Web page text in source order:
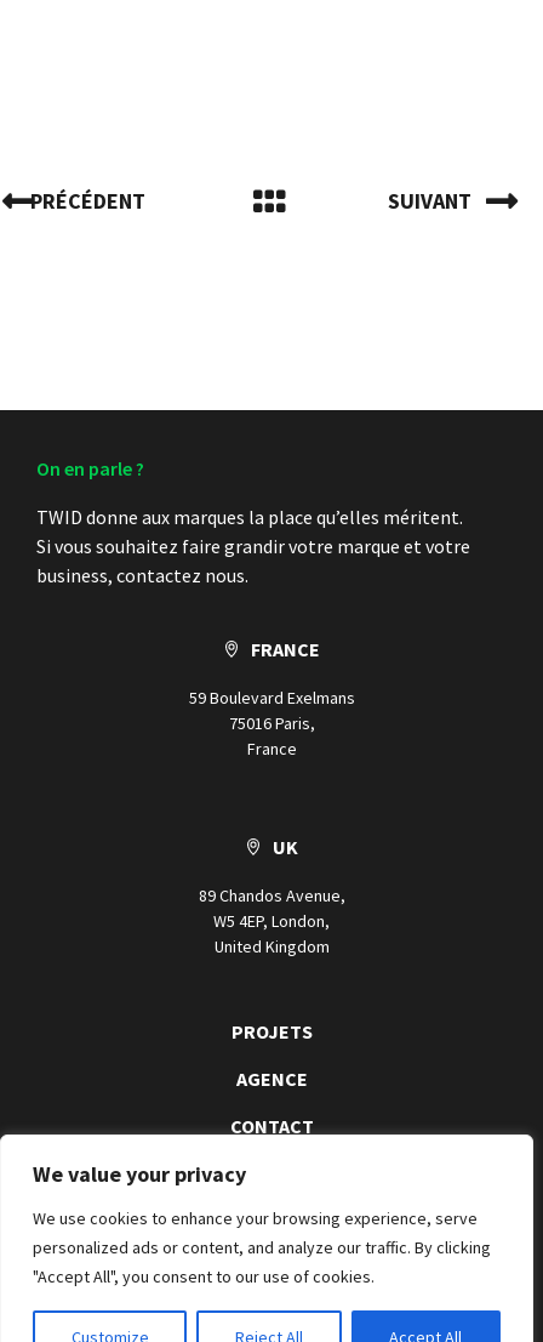
We value your privacy
We use cookies to enhance your browsing experience, serve
personalized ads or content, and analyze our traffic. By clicking
"Accept All", you consent to our use of cookies.
Customize Reject All Accept All
PRÉCÉDENT SUIVANT
On en parle ?
TWID donne aux marques la place qu’elles méritent.
Si vous souhaitez faire grandir votre marque et votre
business, contactez nous.
FRANCE
59 Boulevard Exelmans
75016 Paris,
France
UK
89 Chandos Avenue,
W5 4EP, London,
United Kingdom
PROJETS
AGENCE
CONTACT